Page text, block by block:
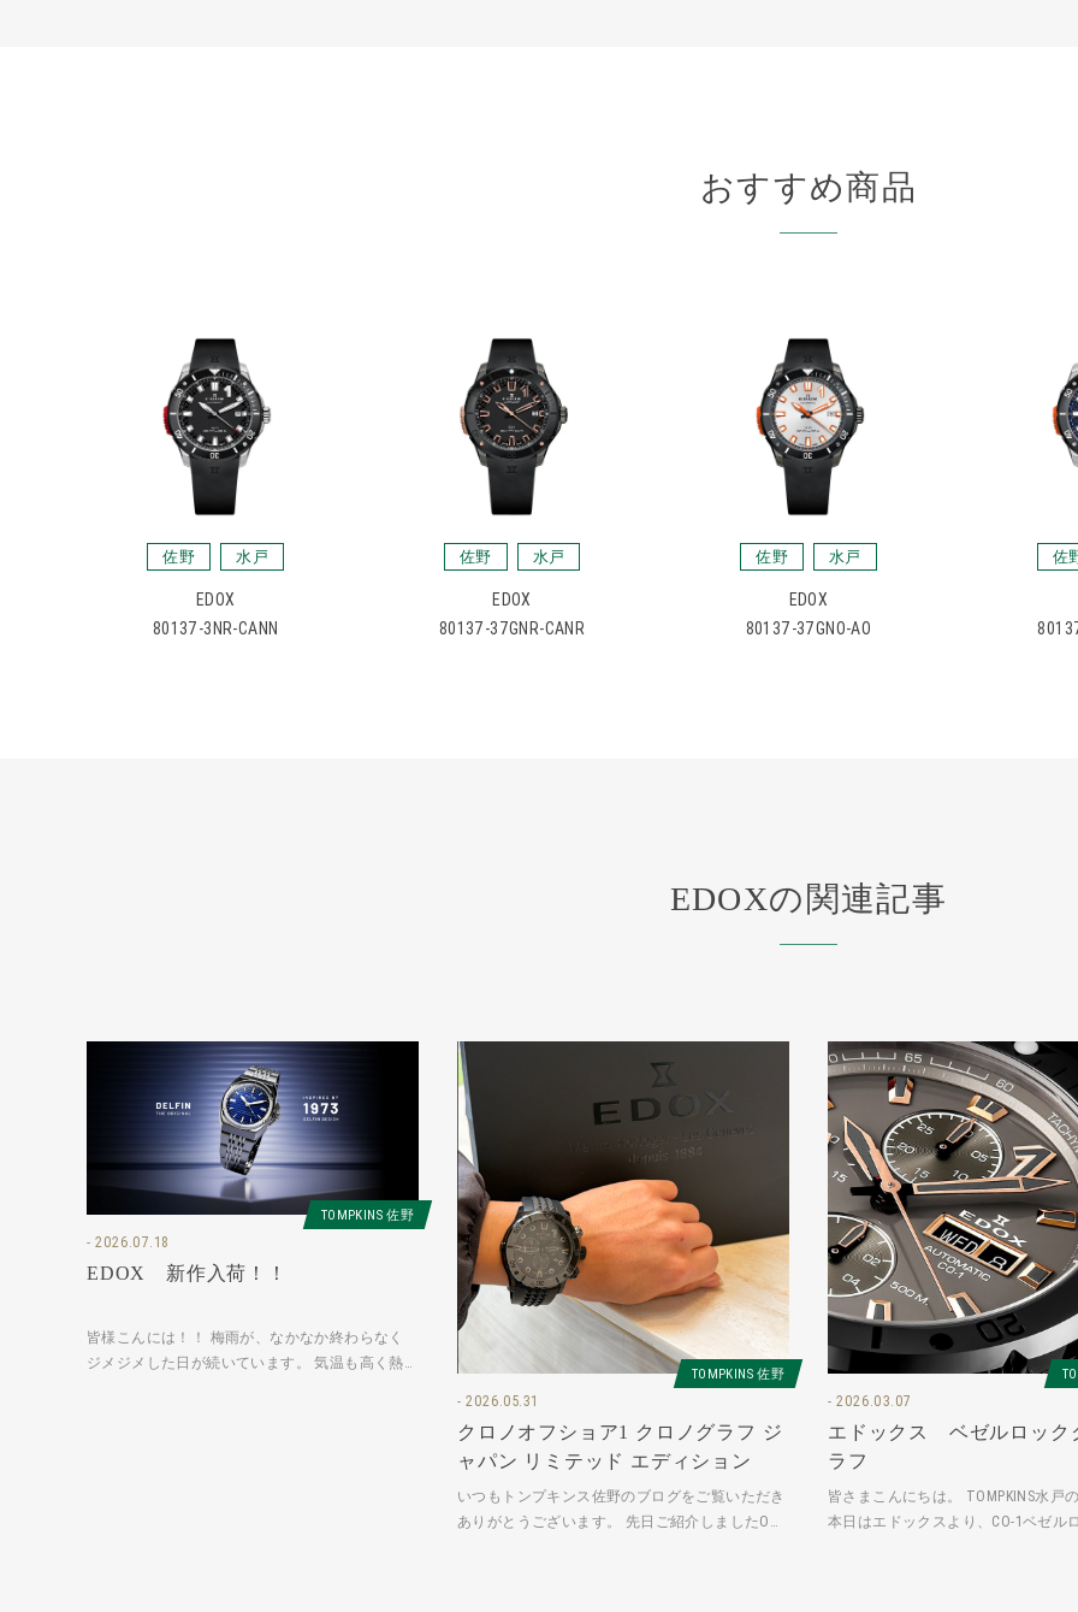
おすすめ商品
佐野 水戸
EDOX
80137-3NR-CANN
佐野 水戸
EDOX
80137-37GNR-CANR
佐野 水戸
EDOX
80137-37GNO-AO
佐
EDOXの関連記事
TOMPKINS 佐野
2026.07.18
EDOX 新作入荷！！
皆様こんには！！ 梅雨が、なかなか終わらなく
ジメジメした日が続いています。 気温も高く熱
TOMPKINS 佐野
2026.05.31
クロノオフショア1 クロノグラフ ジ
ャパン リミテッド エディション
いつもトンプキンス佐野のブログをご覧いただき
ありがとうございます。 先日ご紹介しましたO様
2026.03.07
エドックス ベゼルロック
ラフ
皆さまこんにちは。 TOMPKINS水戸
本日はエドックスより、CO-1ベゼル